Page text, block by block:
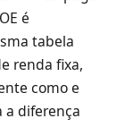
é
tabela
renda fixa,
como e
a diferença